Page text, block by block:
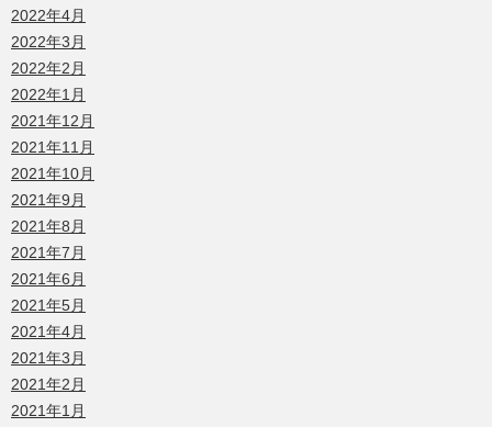
2022年4月
2022年3月
2022年2月
2022年1月
2021年12月
2021年11月
2021年10月
2021年9月
2021年8月
2021年7月
2021年6月
2021年5月
2021年4月
2021年3月
2021年2月
2021年1月